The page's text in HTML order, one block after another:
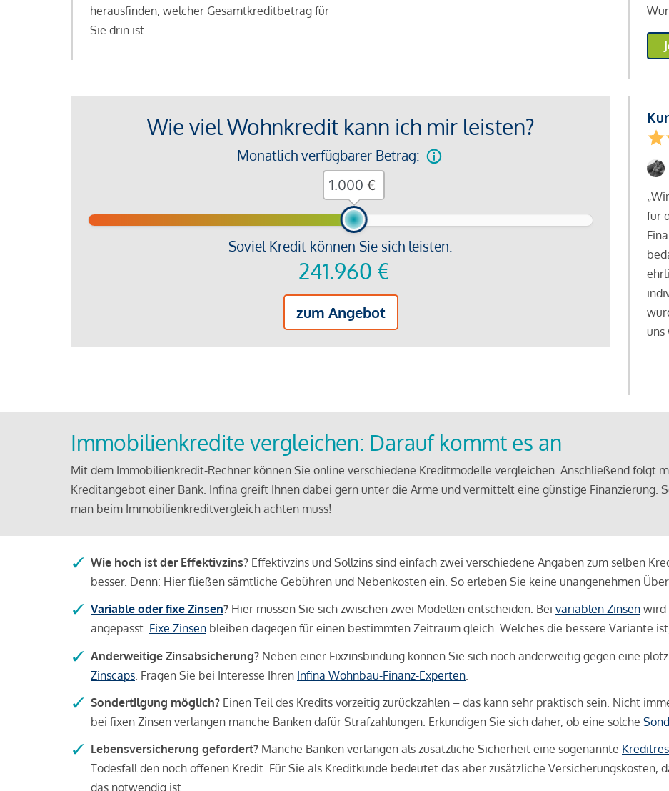
herausfinden, welcher Gesamtkreditbetrag für
Sie drin ist.
Wie viel Wohnkredit kann ich mir leisten?
Monatlich verfügbarer Betrag:
Soviel Kredit können Sie sich leisten:
241.960 €
zum Angebot
€
für
uns
Immobilienkredite vergleichen: Darauf kommt es an
Mit dem Immobilienkredit-Rechner können Sie online verschiedene Kreditmodelle vergleichen. Anschließend folgt
Kreditangebot einer Bank. Infina greift Ihnen dabei gern unter die Arme und vermittelt eine günstige Finanzierung.
man beim Immobilienkreditvergleich achten muss!
Wie hoch ist der Effektivzins? Effektivzins und Sollzins sind einfach zwei verschiedene Angaben zum selben
besser. Denn: Hier fließen sämtliche Gebühren und Nebenkosten ein. So erleben Sie keine unangenehmen
Variable oder fixe Zinsen? Hier müssen Sie sich zwischen zwei Modellen entscheiden: Bei variablen Zinsen wird
angepasst. Fixe Zinsen bleiben dagegen für einen bestimmten Zeitraum gleich. Welches die bessere Variante
Anderweitige Zinsabsicherung? Neben einer Fixzinsbindung können Sie sich noch anderweitig gegen eine
Zinscaps . Fragen Sie bei Interesse Ihren Infina Wohnbau-Finanz-Experten
Sondertilgung möglich? Einen Teil des Kredits vorzeitig zurückzahlen – das kann sehr praktisch sein. Nicht
bei fixen Zinsen verlangen manche Banken dafür Strafzahlungen. Erkundigen Sie sich daher, ob eine solche
Lebensversicherung gefordert? Manche Banken verlangen als zusätzliche Sicherheit eine sogenannte
Todesfall den noch offenen Kredit. Für Sie als Kreditkunde bedeutet das aber zusätzliche Versicherungskosten,
das notwendig ist.